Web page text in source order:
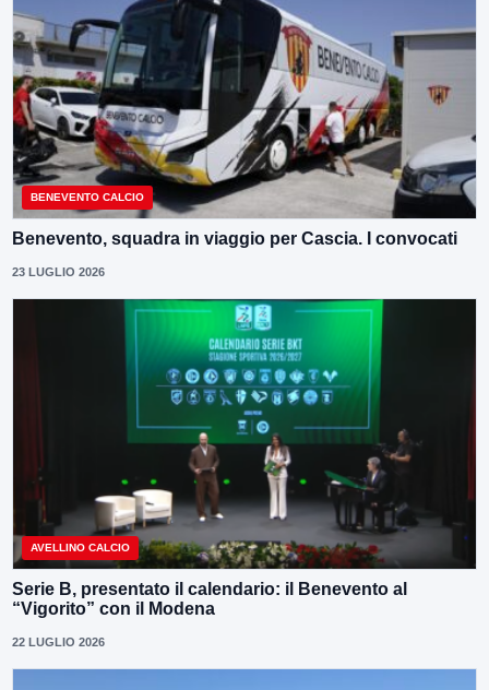
BENEVENTO CALCIO
Benevento, squadra in viaggio per Cascia. I convocati
23 LUGLIO 2026
AVELLINO CALCIO
Serie B, presentato il calendario: il Benevento al
“Vigorito” con il Modena
22 LUGLIO 2026